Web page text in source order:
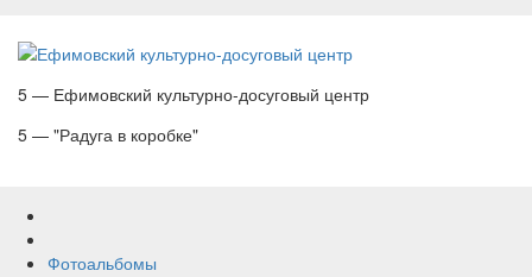
5 — Ефимовский культурно-досуговый центр
5 — "Радуга в коробке"
Фотоальбомы